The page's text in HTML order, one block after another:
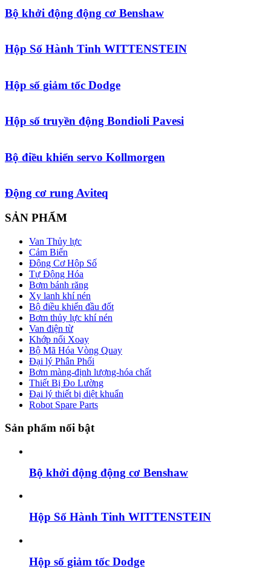
Bộ khởi động động cơ Benshaw
Hộp Số Hành Tinh WITTENSTEIN
Hộp số giảm tốc Dodge
Hộp số truyền động Bondioli Pavesi
Bộ điều khiển servo Kollmorgen
Động cơ rung Aviteq
SẢN PHẨM
Van Thủy lực
Cảm Biến
Động Cơ Hộp Số
Tự Động Hóa
Bơm bánh răng
Xy lanh khí nén
Bộ điều khiển đầu đốt
Bơm thủy lực khí nén
Van điện từ
Khớp nối Xoay
Bộ Mã Hóa Vòng Quay
Đại lý Phân Phối
Bơm màng-định lượng-hóa chất
Thiết Bị Đo Lường
Đại lý thiết bị diệt khuẩn
Robot Spare Parts
Sản phẩm nổi bật
Bộ khởi động động cơ Benshaw
Hộp Số Hành Tinh WITTENSTEIN
Hộp số giảm tốc Dodge